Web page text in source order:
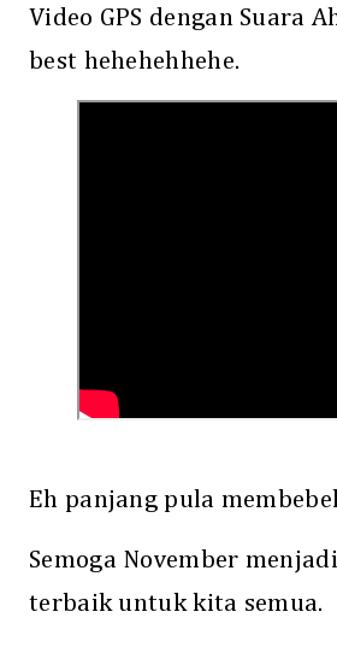
Video GPS dengan Suara
best hehehehhehe.
Eh panjang pula
Semoga November
terbaik untuk kita semua.